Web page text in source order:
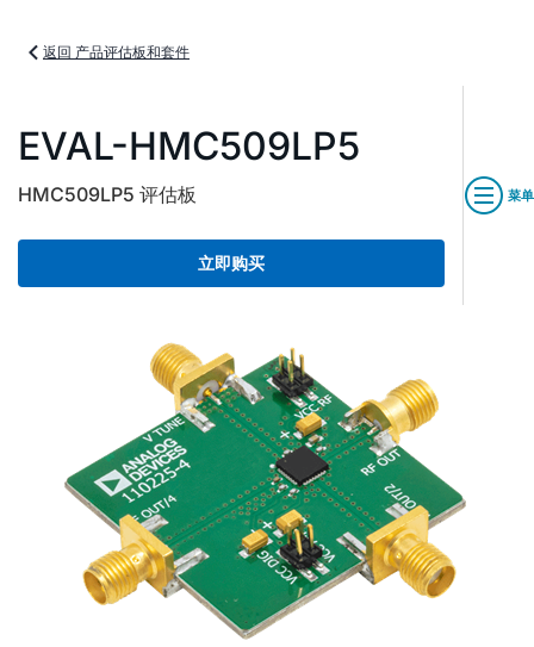
返回 产品评估板和套件
EVAL-HMC509LP5
HMC509LP5 评估板
立即购买
菜单